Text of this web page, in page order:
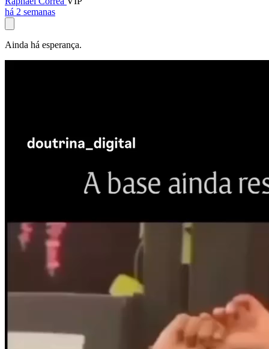
há 2 semanas
Ainda há esperança.